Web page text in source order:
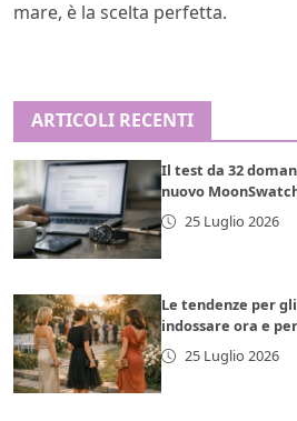
mare, è la scelta perfetta.
ARTICOLI RECENTI
Il test da 32
nuovo
25 Luglio 2026
Le tendenze per
indossare ora e
25 Luglio 2026